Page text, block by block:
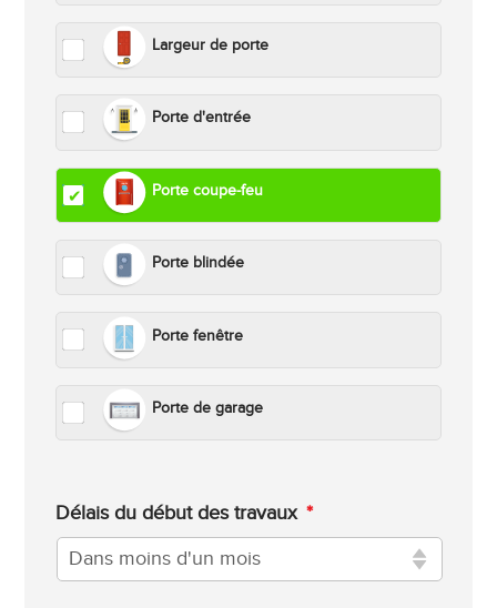
Largeur de porte
Porte d'entrée
Porte coupe-feu
Porte blindée
Porte fenêtre
Porte de garage
Délais du début des travaux *